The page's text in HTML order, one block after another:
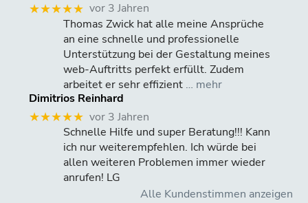
★★★★★ vor 3 Jahren
Thomas Zwick hat alle meine Ansprüche
an eine schnelle und professionelle
Unterstützung bei der Gestaltung meines
web-Auftritts perfekt erfüllt. Zudem
arbeitet er sehr effizient … mehr
Dimitrios Reinhard
★★★★★ vor 3 Jahren
Schnelle Hilfe und super Beratung!!! Kann
ich nur weiterempfehlen. Ich würde bei
allen weiteren Problemen immer wieder
anrufen! LG
Alle Kundenstimmen anzeigen